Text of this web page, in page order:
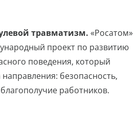
травматизм. «Росатом»
проект по развитию
поведения, который
безопасность,
работников.